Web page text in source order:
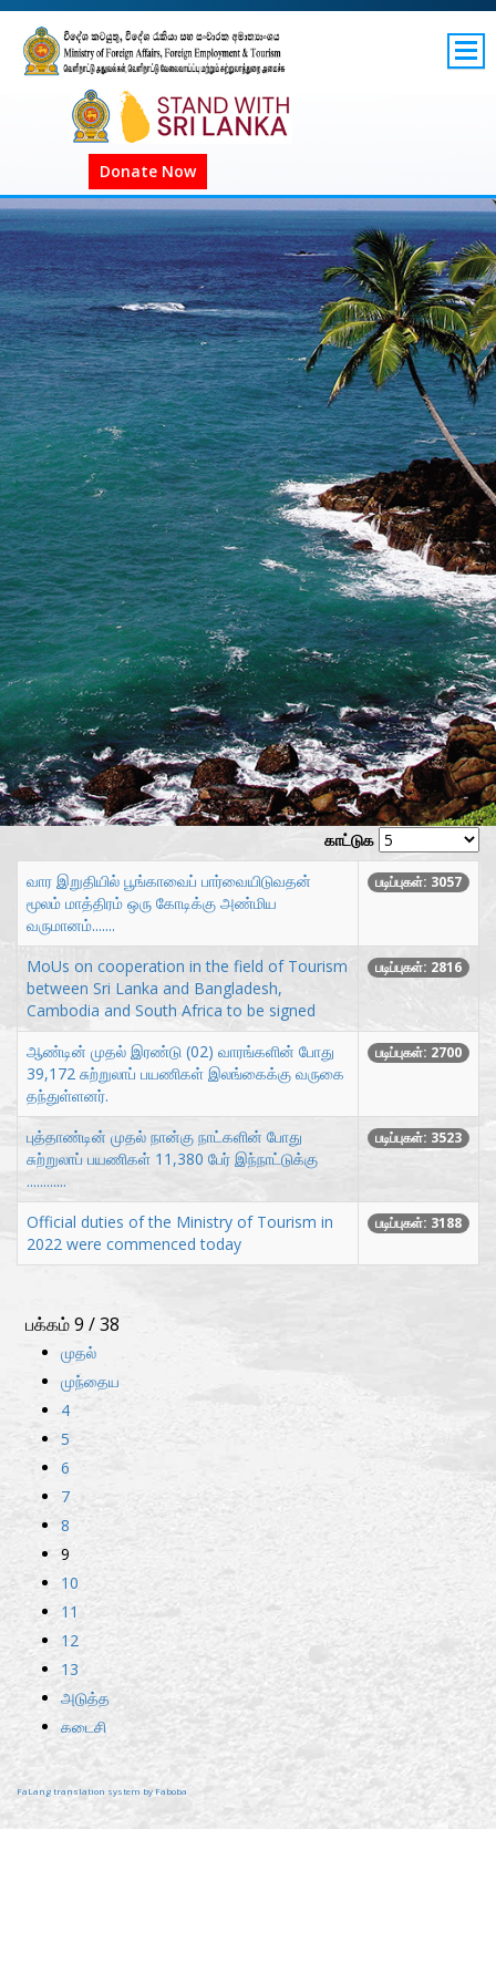
GOV.LK
COVID அறிவிப்புகள்
Donate Now
காட்டுக
வார இறுதியில் பூங்காவைப் பார்வையிடுவதன்
மூலம் மாத்திரம் ஒரு கோடிக்கு அண்மிய
வருமானம்.......
படிப்புகள்: 3057
MoUs on cooperation in the field of Tourism
between Sri Lanka and Bangladesh,
Cambodia and South Africa to be signed
படிப்புகள்: 2816
ஆண்டின் முதல் இரண்டு (02) வாரங்களின் போது
39,172 சுற்றுலாப் பயணிகள் இலங்கைக்கு வருகை
தந்துள்ளனர்.
படிப்புகள்: 2700
புத்தாண்டின் முதல் நான்கு நாட்களின் போது
சுற்றுலாப் பயணிகள் 11,380 பேர் இந்நாட்டுக்கு
............
படிப்புகள்: 3523
Official duties of the Ministry of Tourism in
2022 were commenced today
படிப்புகள்: 3188
பக்கம் 9 / 38
முதல்
முந்தைய
4
5
6
7
8
9
10
11
12
13
அடுத்த
கடைசி
FaLang translation system by Faboba